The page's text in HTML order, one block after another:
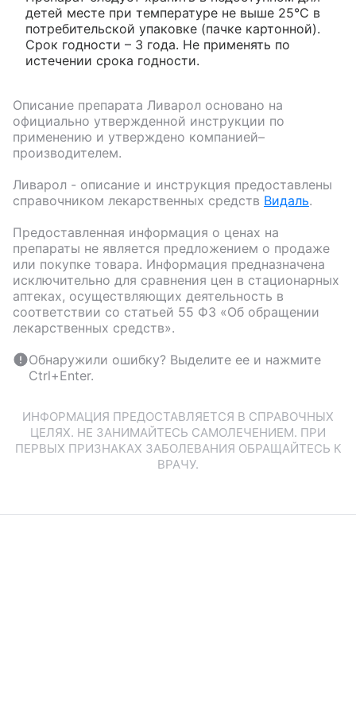
детей месте при температуре не выше 25°C в
потребительской упаковке (пачке картонной).
Срок годности – 3 года. Не применять по
истечении срока годности.
Описание препарата Ливарол основано на
официально утвержденной инструкции по
применению и утверждено компанией–
производителем.
Ливарол - описание и инструкция предоставлены
справочником лекарственных средств Видаль.
Предоставленная информация о ценах на
препараты не является предложением о продаже
или покупке товара. Информация предназначена
исключительно для сравнения цен в стационарных
аптеках, осуществляющих деятельность в
соответствии со статьей 55 ФЗ «Об обращении
лекарственных средств».
Обнаружили ошибку? Выделите ее и нажмите
Ctrl+Enter.
ИНФОРМАЦИЯ ПРЕДОСТАВЛЯЕТСЯ В СПРАВОЧНЫХ
ЦЕЛЯХ. НЕ ЗАНИМАЙТЕСЬ САМОЛЕЧЕНИЕМ. ПРИ
ПЕРВЫХ ПРИЗНАКАХ ЗАБОЛЕВАНИЯ ОБРАЩАЙТЕСЬ К
ВРАЧУ.